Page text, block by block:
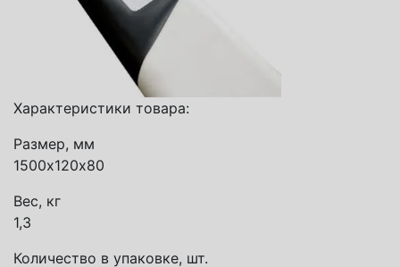
Характеристики товара:
Размер, мм
1500х120х80
Вес, кг
1,3
Количество в упаковке, шт.